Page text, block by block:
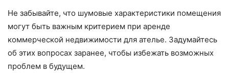
Не забывайте, что шумовые характеристики помещения
могут быть важным критерием при аренде
коммерческой недвижимости для ателье. Задумайтесь
об этих вопросах заранее, чтобы избежать возможных
проблем в будущем.